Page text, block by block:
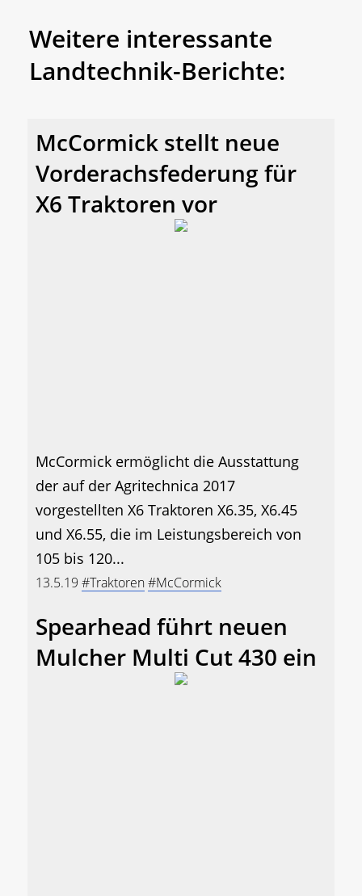
Weitere interessante
Landtechnik-Berichte:
McCormick stellt neue
Vorderachsfederung für
X6 Traktoren vor
McCormick ermöglicht die Ausstattung
der auf der Agritechnica 2017
vorgestellten X6 Traktoren X6.35, X6.45
und X6.55, die im Leistungsbereich von
105 bis 120...
13.5.19 #Traktoren#McCormick
Spearhead führt neuen
Mulcher Multi Cut 430 ein